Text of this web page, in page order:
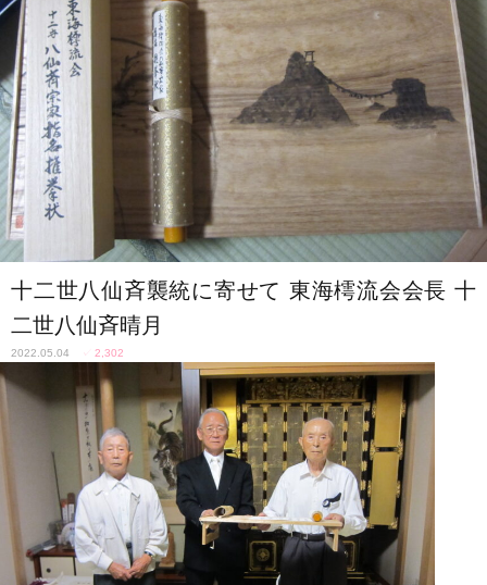
十二世八仙斉襲統に寄せて 東海樗流会会長 十
二世八仙斉晴月
2022.05.04 ✓ 2,302